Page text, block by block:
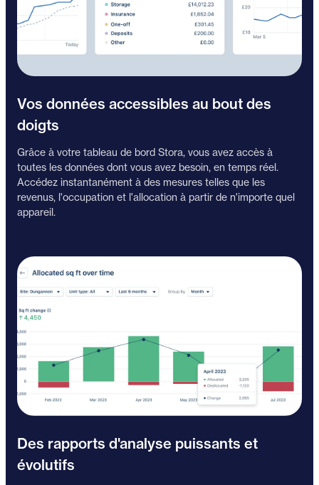
Vos données accessibles au bout des
doigts
Grâce à votre tableau de bord Stora, vous avez accès à
toutes les données dont vous avez besoin, en temps réel.
Accédez instantanément à des mesures telles que les
revenus, l'occupation et l'allocation à partir de n'importe quel
appareil.
Des rapports d'analyse puissants et
évolutifs